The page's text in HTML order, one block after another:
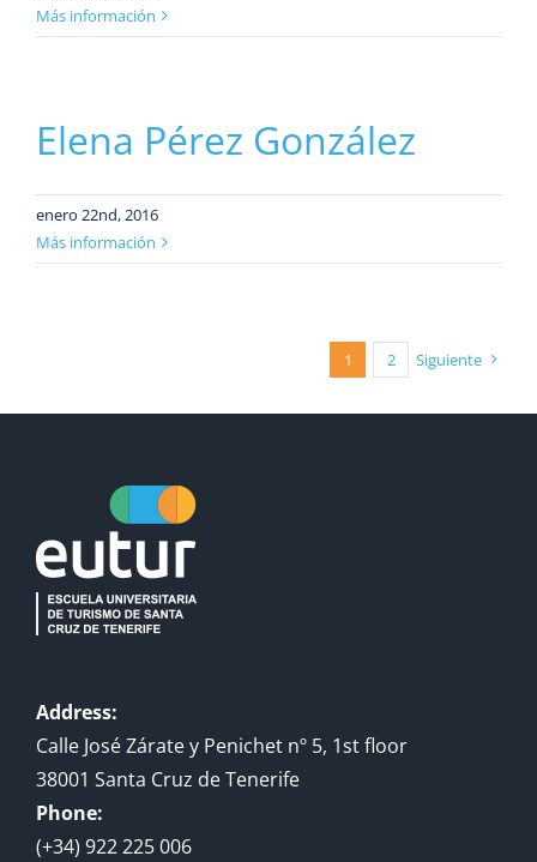
Más información
Elena Pérez González
enero 22nd, 2016
Más información
1 2 Siguiente
Address:
Calle José Zárate y Penichet nº 5, 1st floor
38001 Santa Cruz de Tenerife
Phone:
(+34) 922 225 006